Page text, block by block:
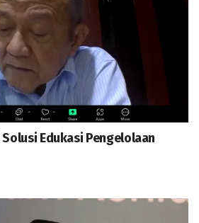
Solusi Edukasi Pengelolaan